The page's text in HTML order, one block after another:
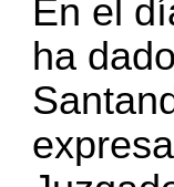
En el
ha